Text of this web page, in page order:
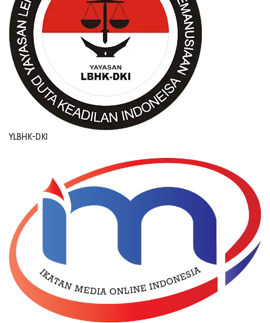
YLBHK-DKI